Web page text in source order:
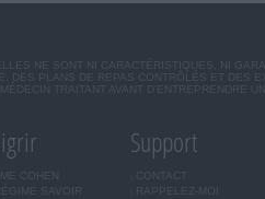
NE SONT NI CARACTÉRISTIQUES, NI
DES PLANS DE REPAS CONTRÔLÉS ET DES
TRAITANT AVANT D'ENTREPRENDRE
COHEN
SAVOIR
Support
CONTACT
RAPPELEZ-MOI